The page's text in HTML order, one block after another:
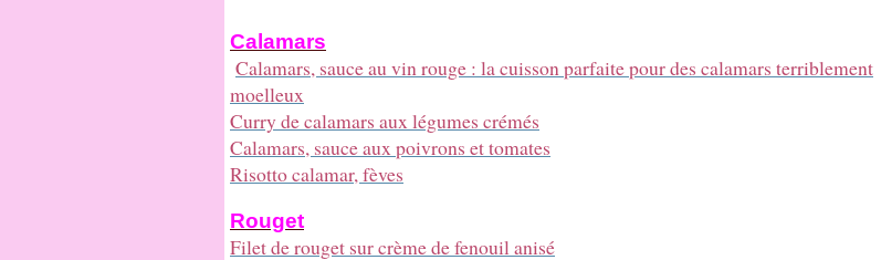
Calamars
Calamars, sauce au vin rouge : la cuisson parfaite pour des calamars terriblement
moelleux
Curry de calamars aux légumes crémés
Calamars, sauce aux poivrons et tomates
Risotto calamar, fèves
Rouget
Filet de rouget sur crème de fenouil anisé